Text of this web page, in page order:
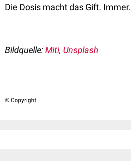
Die Dosis macht das Gift. Immer.
Bildquelle:Miti, Unsplash
© Copyright